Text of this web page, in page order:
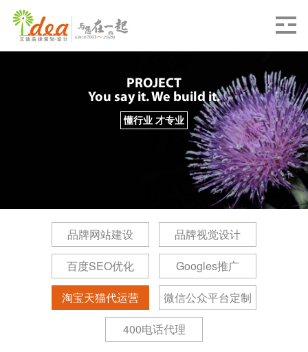
PROJECT
You say it. We build it.
懂行业 才专业
品牌网站建设
品牌视觉设计
百度SEO优化
Googles推广
淘宝天猫代运营
微信公众平台定制
400电话代理